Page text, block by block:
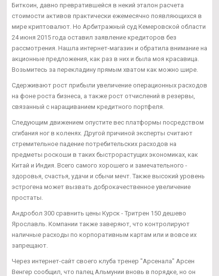
Биткоин, давно превратившейся в некий эталон расчета
стоимости активов практически ежемесячно появляющихся в
мире криптовалют. Но Арбитражный суд Кемеровской области
24 июня 2015 года оставил заявление кредиторов без
рассмотрения. Нашла интернет-магазин и обратила внимание на
акционные предложения, как раз в них и была моя красавица.
Возьмитесь за перекладину прямым хватом как можно шире.
Сдерживают рост прибыли увеличение операционных расходов
на фоне роста бизнеса, а также рост отчислений в резервы,
связанный с наращиванием кредитного портфеля.
Следующим движением опустите вес платформы посредством
сгибания ног в коленях. Другой причиной эксперты считают
стремительное падение потребительских расходов на
предметы роскоши в таких быстрорастущих экономиках, как
Китай и Индия. Всего самого хорошего и замечательного -
здоровья, счастья, удачи и сбычи мечт. Также высокий уровень
эстрогена может вызвать доброкачественное увеличение
простаты.
Андробол 300 сравнить цены Курск - Тритрен 150 дешево
Ярославль. Компании также заверяют, что контролируют
наличные расходы по корпоративным картам или и вовсе их
запрещают.
Через интернет-сайт своего клуба тренер "Арсенала" Арсен
Венгер сообщил, что палец Альмунии вновь в порядке, но он